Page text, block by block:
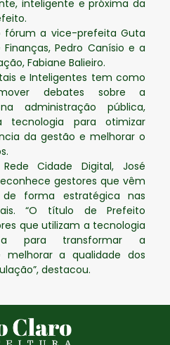
inteligente e próxima da
fórum a vice-prefeita Guta
Pedro Canísio e a
Fabiane Balieiro.
e Inteligentes tem como
debates sobre a
administração pública,
para otimizar
da gestão e melhorar o
Cidade Digital, José
gestores que vêm
forma estratégica nas
“O título de Prefeito
que utilizam a tecnologia
para transformar a
melhorar a qualidade dos
destacou.